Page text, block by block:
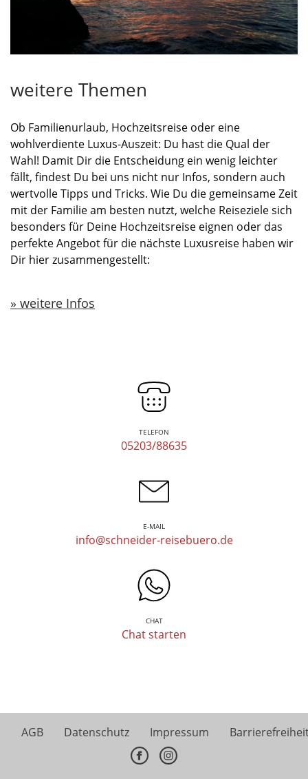
weitere Themen
Ob Familienurlaub, Hochzeitsreise oder eine
wohlverdiente Luxus-Auszeit: Du hast die Qual der
Wahl! Damit Dir die Entscheidung ein wenig leichter
fällt, findest Du bei uns nicht nur Infos, sondern auch
wertvolle Tipps und Tricks. Wie Du die gemeinsame Zeit
mit der Familie am besten nutzt, welche Reiseziele sich
besonders für Deine Hochzeitsreise eignen oder das
perfekte Angebot für die nächste Luxusreise haben wir
Dir hier zusammengestellt:
weitere Infos
TELEFON
05203/88635
E-MAIL
info@schneider-reisebuero.de
CHAT
Chat starten
AGB Datenschutz Impressum